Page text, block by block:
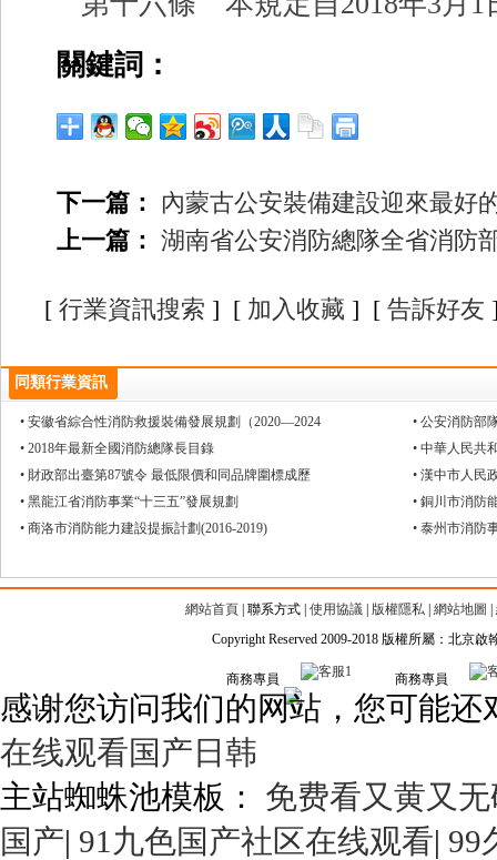
關鍵詞：
下一篇：
內蒙古公安裝備建設迎來最好
上一篇： 湖南省公安消防總隊全省消防
[ 行業資訊搜索 ] [ 加入收藏 ] [ 告訴好友
同類行業資訊
• 安徽省綜合性消防救援裝備發展規劃（2020—2024
• 公安消防部
• 2018年最新全國消防總隊長目錄
• 中華人民共
• 財政部出臺第87號令 最低限價和同品牌圍標成歷
• 漢中市人民
• 黑龍江省消防事業“十三五”發展規劃
• 銅川市消防
• 商洛市消防能力建設提振計劃(2016-2019)
• 泰州市消防
網站首頁| 聯系方式| 使用協議| 版權隱私| 網站地圖
Copyright Reserved 2009-2018 版權所屬：北京
商務專員 商務專員
感谢您访问我们的网站，您可能还
在线观看国产日韩
主站蜘蛛池模板： 免费看又黄又
国产| 91九色国产社区在线观看| 99